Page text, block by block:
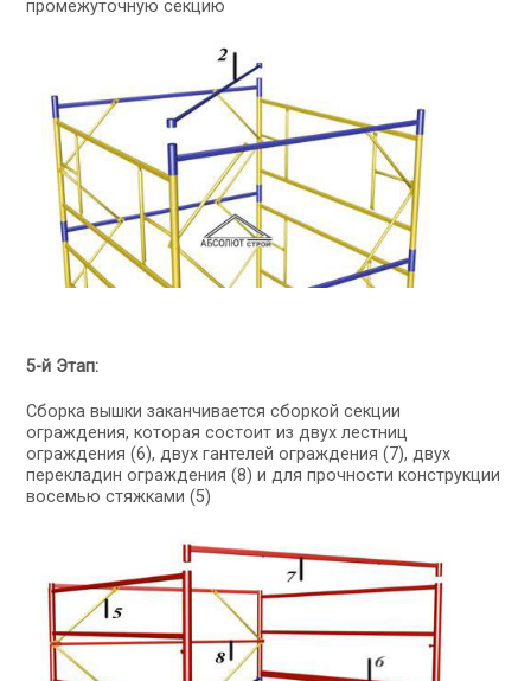
промежуточную секцию
5-й Этап:
Сборка вышки заканчивается сборкой секции
ограждения, которая состоит из двух лестниц
ограждения (6), двух гантелей ограждения (7), двух
перекладин ограждения (8) и для прочности конструкции
восемью стяжками (5)